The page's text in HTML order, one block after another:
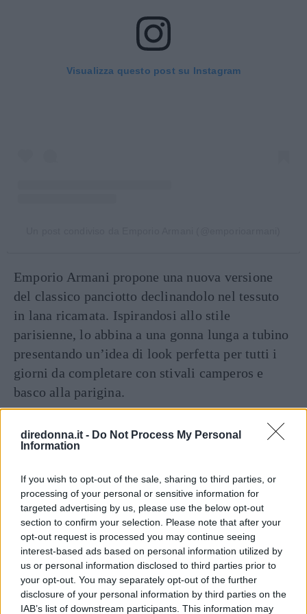
diredonna.it - Do Not Process My Personal
Information
If you wish to opt-out of the sale, sharing to third parties, or
processing of your personal or sensitive information for
targeted advertising by us, please use the below opt-out
section to confirm your selection. Please note that after your
opt-out request is processed you may continue seeing
interest-based ads based on personal information utilized by
us or personal information disclosed to third parties prior to
your opt-out. You may separately opt-out of the further
disclosure of your personal information by third parties on the
IAB’s list of downstream participants. This information may
Visualizza questo post su Instagram
Emporio Armani propone una nuova versione
del classico panciotto declinandolo nel tessuto
in lana ricamata. Ispirandosi allo stile
parisienne, lo abbina a una gonna lunga a tubino
presentando un’idea di look perfetta per tutti i
giorni da completare con stivali camperos e
basco alla parigina.
Il gilet smanicato si trasforma
in un vestito